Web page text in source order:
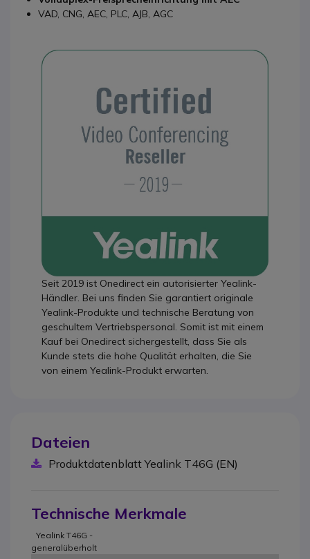
VAD, CNG, AEC, PLC, AJB, AGC
Seit 2019 ist Onedirect ein autorisierter Yealink-
Händler. Bei uns finden Sie garantiert originale
Yealink-Produkte und technische Beratung von
geschultem Vertriebspersonal. Somit ist mit einem
Kauf bei Onedirect sichergestellt, dass Sie als
Kunde stets die hohe Qualität erhalten, die Sie
von einem Yealink-Produkt erwarten.
Dateien
Produktdatenblatt Yealink T46G (EN)
Technische Merkmale
Yealink T46G -
generalüberholt